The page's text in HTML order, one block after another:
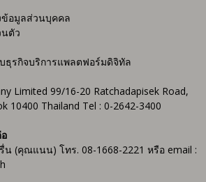
ข้อมูลส่วนบุคคล
ตัว
ธุรกิจบริการแพลตฟอร์มดิจิทัล
Limited 99/16-20 Ratchadapisek Road,
10400 Thailand Tel : 0-2642-3400
(คุณแนน) โทร. 08-1668-2221 หรือ email :